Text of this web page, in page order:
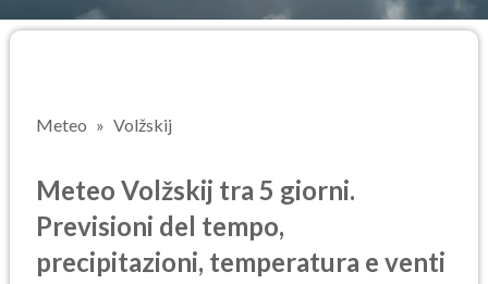
Meteo Volžskij
Meteo Volžskij tra 5 giorni.
Previsioni del tempo,
precipitazioni, temperatura e venti